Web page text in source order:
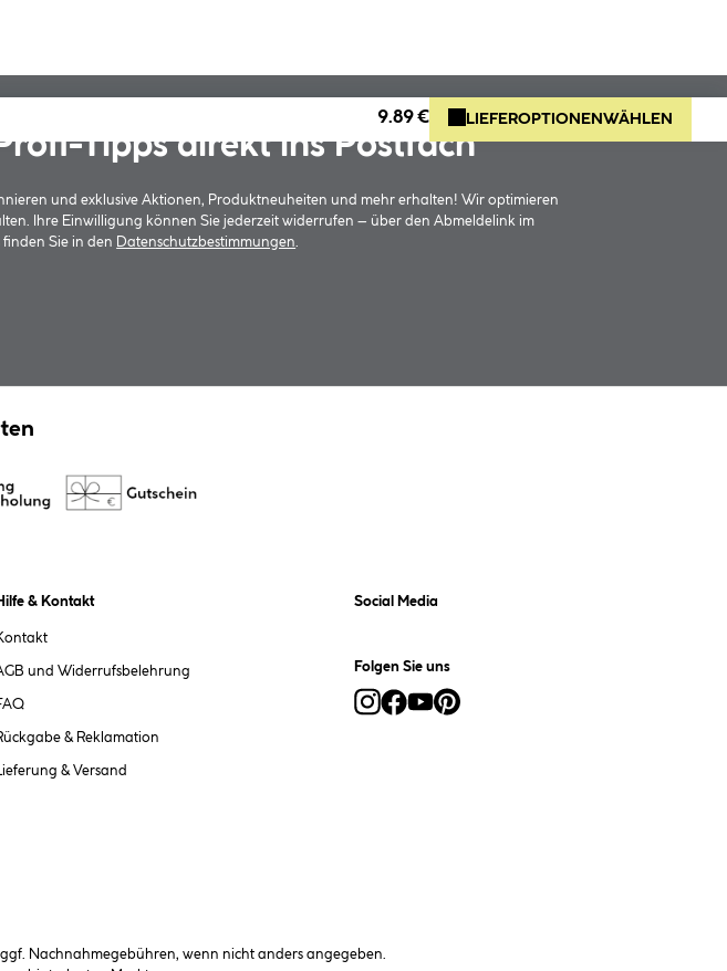
9.89 € LIEFEROPTIONEN WÄHLEN
Tipps direkt ins Postfach
und exklusive Aktionen, Produktneuheiten und mehr erhalten! Wir optimieren
Ihre Einwilligung können Sie jederzeit widerrufen – über den Abmeldelink im
Sie in den
Datenschutzbestimmungen
& Kontakt
und Widerrufsbelehrung
& Reklamation
& Versand
Social Media
Folgen Sie uns
Nachnahmegebühren, wenn nicht anders angegeben.